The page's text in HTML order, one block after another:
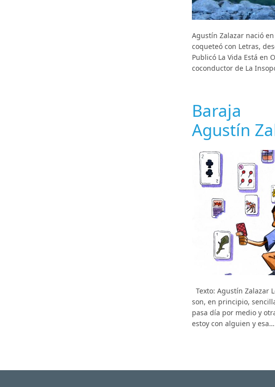
Agustín Zalazar nació
coqueteó con Letras,
Publicó La Vida Está en
coconductor de La
Baraja
Agustín
Texto: Agustín Zalazar
son, en principio,
pasa día por medio y
estoy con alguien y esa…